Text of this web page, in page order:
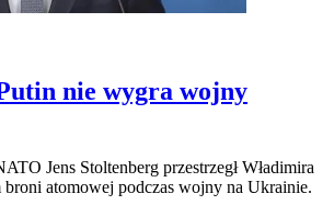
nie wygra wojny
Jens Stoltenberg przestrzegł Władimira
broni atomowej podczas wojny na Ukrainie.